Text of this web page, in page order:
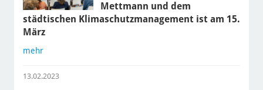
Mettmann und dem
städtischen Klimaschutzmanagement ist am 15.
März
mehr
13.02.2023